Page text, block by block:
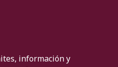
información y